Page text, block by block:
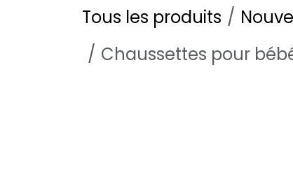
Tous les produits
Chaussettes pour